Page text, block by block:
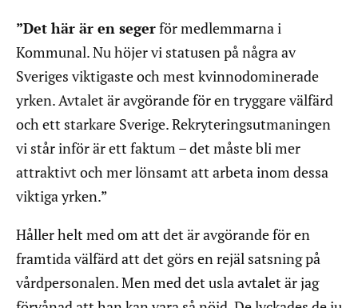
”Det här är en segerför medlemmarna i
Kommunal. Nu höjer vi statusen på några av
Sveriges viktigaste och mest kvinnodominerade
yrken. Avtalet är avgörande för en tryggare välfärd
och ett starkare Sverige. Rekryteringsutmaningen
vi står inför är ett faktum – det måste bli mer
attraktivt och mer lönsamt att arbeta inom dessa
viktiga yrken.”
Håller helt med om att det är avgörande för en
framtida välfärd att det görs en rejäl satsning på
vårdpersonalen. Men med det usla avtalet är jag